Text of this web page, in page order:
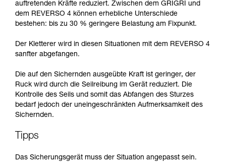
auftretenden Kräfte reduziert. Zwischen dem GRIGRI und
dem REVERSO 4 können erhebliche Unterschiede
bestehen: bis zu 30 % geringere Belastung am Fixpunkt.
Der Kletterer wird in diesen Situationen mit dem REVERSO 4
sanfter abgefangen.
Die auf den Sichernden ausgeübte Kraft ist geringer, der
Ruck wird durch die Seilreibung im Gerät reduziert. Die
Kontrolle des Seils und somit das Abfangen des Sturzes
bedarf jedoch der uneingeschränkten Aufmerksamkeit des
Sichernden.
Tipps
Das Sicherungsgerät muss der Situation angepasst sein.